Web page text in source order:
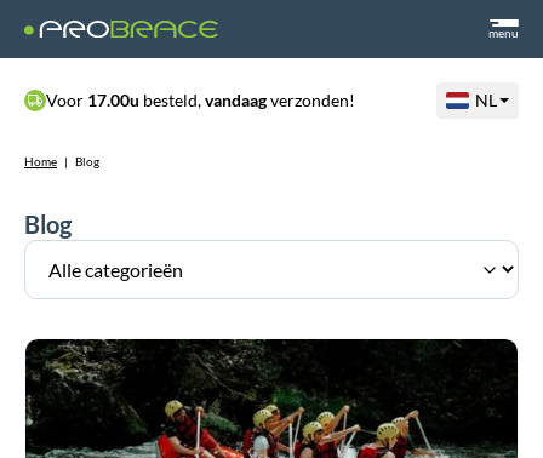
menu
Voor 17.00u besteld,vandaagverzonden! NL
Home | Blog
Blog
Zee,
zwembad
zweet:
zo